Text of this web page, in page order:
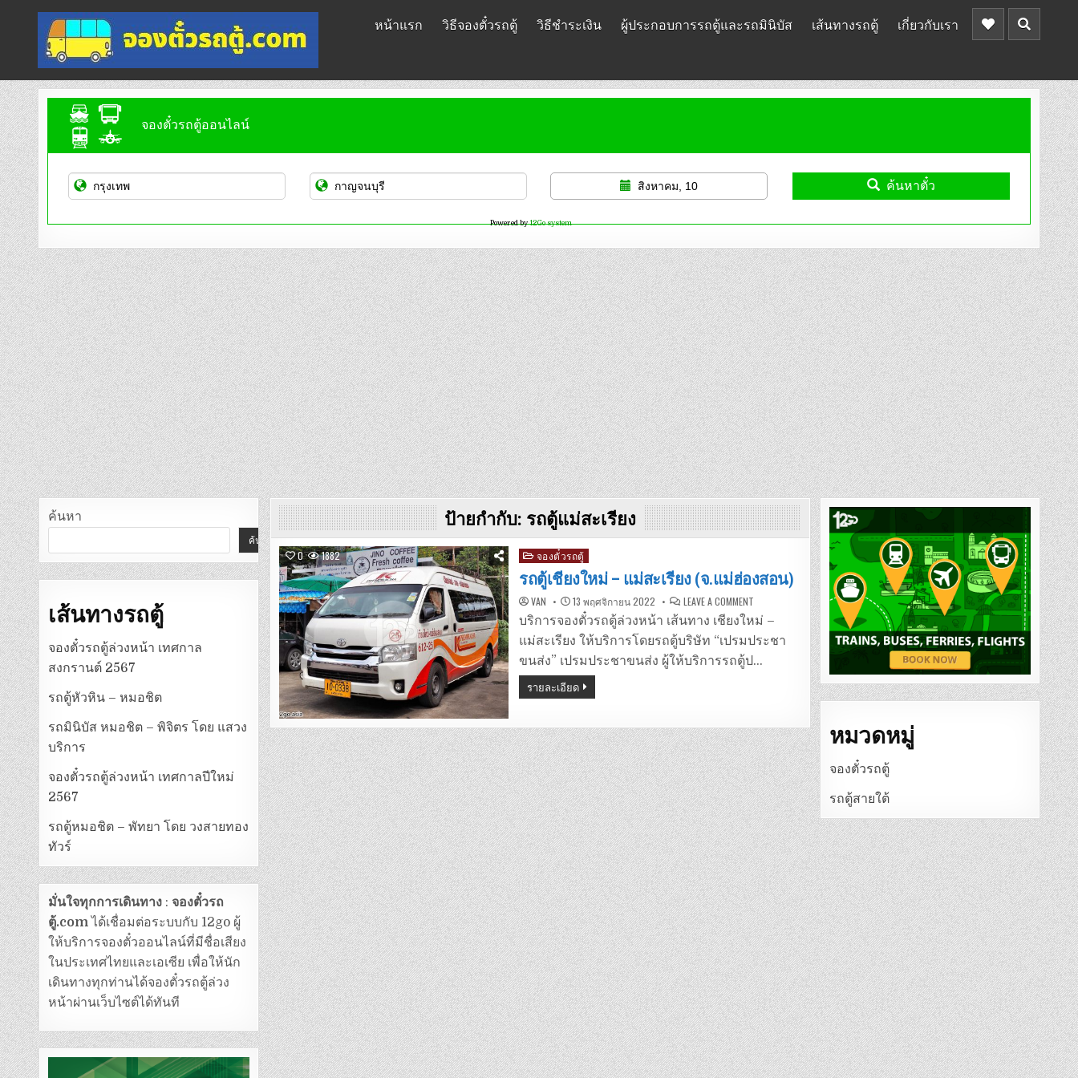
content
จองตั๋วรถตู้ออนไลน์
บริการจองตั๋วรถตู้ออนไลน์
หน้าแรก วิธีจองตั๋วรถตู้ วิธีชำระเงิน ผู้ประกอบการรถตู้และรถมินิบัส เส้นทางรถตู้ เกี่ยวกับเรา
จองตั๋วรถตู้ออนไลน์
สิงหาคม, 10 ค้นหาตั๋ว
Powered by12Go system
ป้ายกำกับ: รถตู้แม่สะเรียง
0 1882
Posted
in
จองตั๋วรถตู้
รถตู้เชียงใหม่ – แม่สะเรียง (จ.แม่ฮ่องสอน)
VAN 13 พฤศจิกายน 2022 LEAVE A COMMENT
ตู้
เชียงใหม่
–
แม่สะเรียง
(จ.แม่ฮ่องสอน)
บริการจองตั๋วรถตู้ล่วงหน้า เส้นทาง เชียงใหม่ –
แม่สะเรียง ให้บริการโดยรถตู้บริษัท “เปรมประชา
ขนส่ง” เปรมประชาขนส่ง ผู้ให้บริการรถตู้ป…
รายละเอียด
ค้นหา
ค้นหา
เส้นทางรถตู้
จองตั๋วรถตู้ล่วงหน้า เทศกาล
สงกรานต์ 2567
รถตู้หัวหิน – หมอชิต
รถมินิบัส หมอชิต – พิจิตร โดย แสวง
บริการ
จองตั๋วรถตู้ล่วงหน้า เทศกาลปีใหม่
2567
รถตู้หมอชิต – พัทยา โดย วงสายทอง
ทัวร์
มั่นใจทุกการเดินทาง :จองตั๋วรถ
ตู้.comได้เชื่อมต่อระบบกับ 12go ผู้
ให้บริการจองตั๋วออนไลน์ที่มีชื่อเสียง
ในประเทศไทยและเอเซีย เพื่อให้นัก
เดินทางทุกท่านได้จองตั๋วรถตู้ล่วง
หน้าผ่านเว็บไซต์ได้ทันที
หมวดหมู่
จองตั๋วรถตู้
รถตู้สายใต้